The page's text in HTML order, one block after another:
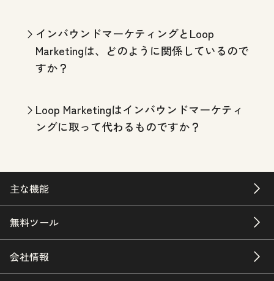
インバウンドマーケティングとLoop
Marketingは、どのように関係しているので
すか？
Loop Marketingはインバウンドマーケティ
ングに取って代わるものですか？
主な機能
無料ツール
会社情報